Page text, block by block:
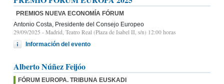
PREMIOS NUEVA ECONOMÍA FÓRUM
Antonio Costa, Presidente del Consejo Europeo
29/09/2025 - Madrid, Teatro Real (Plaza de Isabel II, s/n) 12:00 horas
Información del evento
Alberto Núñez Feijóo
FÓRUM EUROPA. TRIBUNA EUSKADI